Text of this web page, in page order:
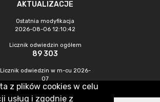
AKTUALIZACJE
Ostatnia modyfikacja
2026-08-06 12:10:42
Licznik odwiedzin ogółem
89 303
Licznik odwiedzin w m-cu 2026-
07
524
z plików cookies w celu
usług i zgodnie z